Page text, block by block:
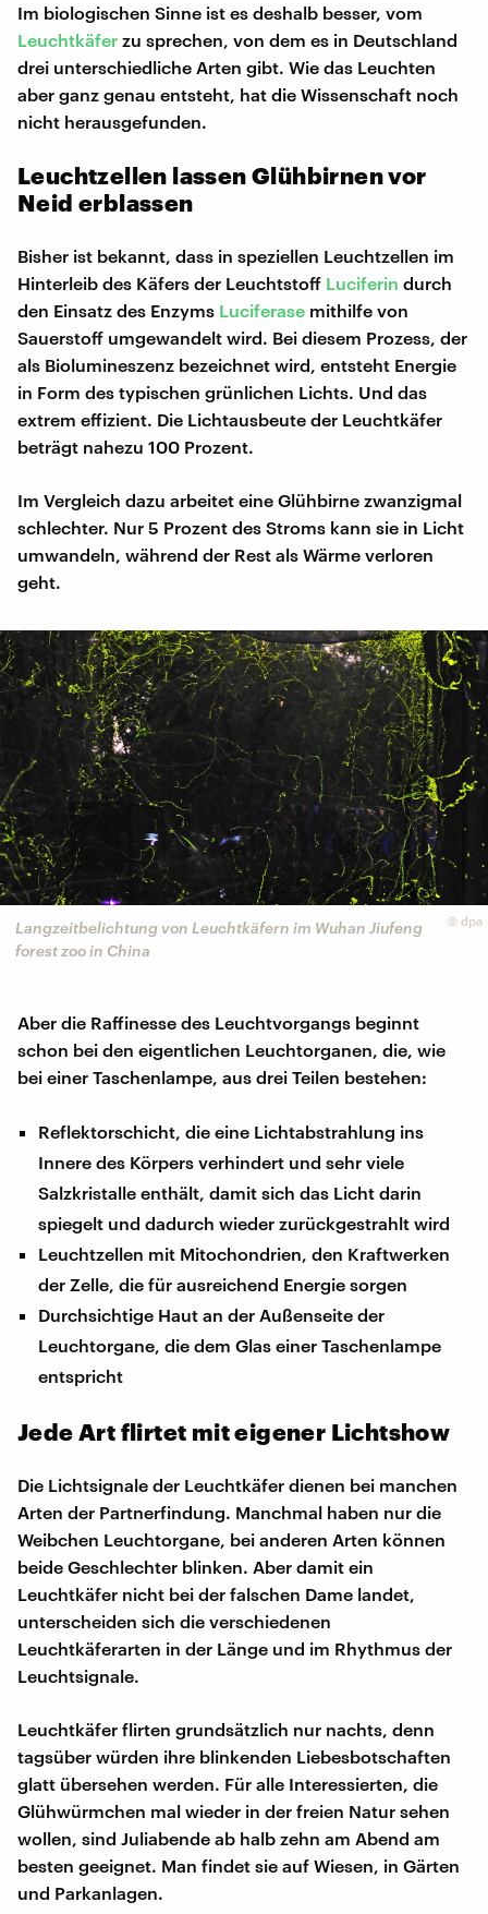
Im biologischen Sinne ist es deshalb besser, vom
Leuchtkäfer zu sprechen, von dem es in Deutschland
drei unterschiedliche Arten gibt. Wie das Leuchten
aber ganz genau entsteht, hat die Wissenschaft noch
nicht herausgefunden.
Leuchtzellen lassen Glühbirnen vor
Neid erblassen
Bisher ist bekannt, dass in speziellen Leuchtzellen im
Hinterleib des Käfers der Leuchtstoff Luciferin durch
den Einsatz des Enzyms Luciferase mithilfe von
Sauerstoff umgewandelt wird. Bei diesem Prozess, der
als Biolumineszenz bezeichnet wird, entsteht Energie
in Form des typischen grünlichen Lichts. Und das
extrem effizient. Die Lichtausbeute der Leuchtkäfer
beträgt nahezu 100 Prozent.
Im Vergleich dazu arbeitet eine Glühbirne zwanzigmal
schlechter. Nur 5 Prozent des Stroms kann sie in Licht
umwandeln, während der Rest als Wärme verloren
geht.
© dpa
Langzeitbelichtung von Leuchtkäfern im Wuhan Jiufeng
forest zoo in China
Aber die Raffinesse des Leuchtvorgangs beginnt
schon bei den eigentlichen Leuchtorganen, die, wie
bei einer Taschenlampe, aus drei Teilen bestehen:
Reflektorschicht, die eine Lichtabstrahlung ins
Innere des Körpers verhindert und sehr viele
Salzkristalle enthält, damit sich das Licht darin
spiegelt und dadurch wieder zurückgestrahlt wird
Leuchtzellen mit Mitochondrien, den Kraftwerken
der Zelle, die für ausreichend Energie sorgen
Durchsichtige Haut an der Außenseite der
Leuchtorgane, die dem Glas einer Taschenlampe
entspricht
Jede Art flirtet mit eigener Lichtshow
Die Lichtsignale der Leuchtkäfer dienen bei manchen
Arten der Partnerfindung. Manchmal haben nur die
Weibchen Leuchtorgane, bei anderen Arten können
beide Geschlechter blinken. Aber damit ein
Leuchtkäfer nicht bei der falschen Dame landet,
unterscheiden sich die verschiedenen
Leuchtkäferarten in der Länge und im Rhythmus der
Leuchtsignale.
Leuchtkäfer flirten grundsätzlich nur nachts, denn
tagsüber würden ihre blinkenden Liebesbotschaften
glatt übersehen werden. Für alle Interessierten, die
Glühwürmchen mal wieder in der freien Natur sehen
wollen, sind Juliabende ab halb zehn am Abend am
besten geeignet. Man findet sie auf Wiesen, in Gärten
und Parkanlagen.